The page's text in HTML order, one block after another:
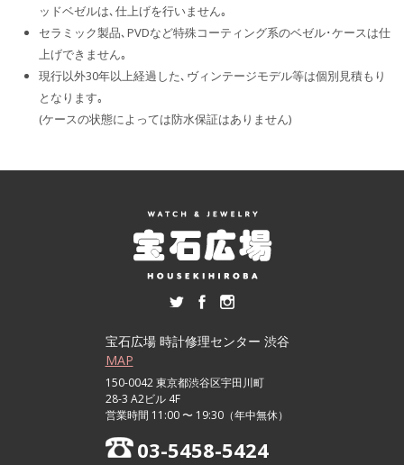
ッドベゼルは､仕上げを行いません｡
セラミック製品､PVDなど特殊コーティング系のベゼル･ケースは仕
上げできません｡
現行以外30年以上経過した､ヴィンテージモデル等は個別見積もり
となります｡
(ケースの状態によっては防水保証はありません)
宝石広場 時計修理センター 渋谷
MAP
150-0042 東京都渋谷区宇田川町
28-3 A2ビル 4F
営業時間 11:00 〜 19:30（年中無休）
03-5458-5424